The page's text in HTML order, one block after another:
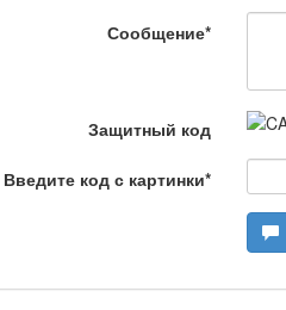
Станем чемпионами
Сообщение*
Защитный код
Введите код с картинки*